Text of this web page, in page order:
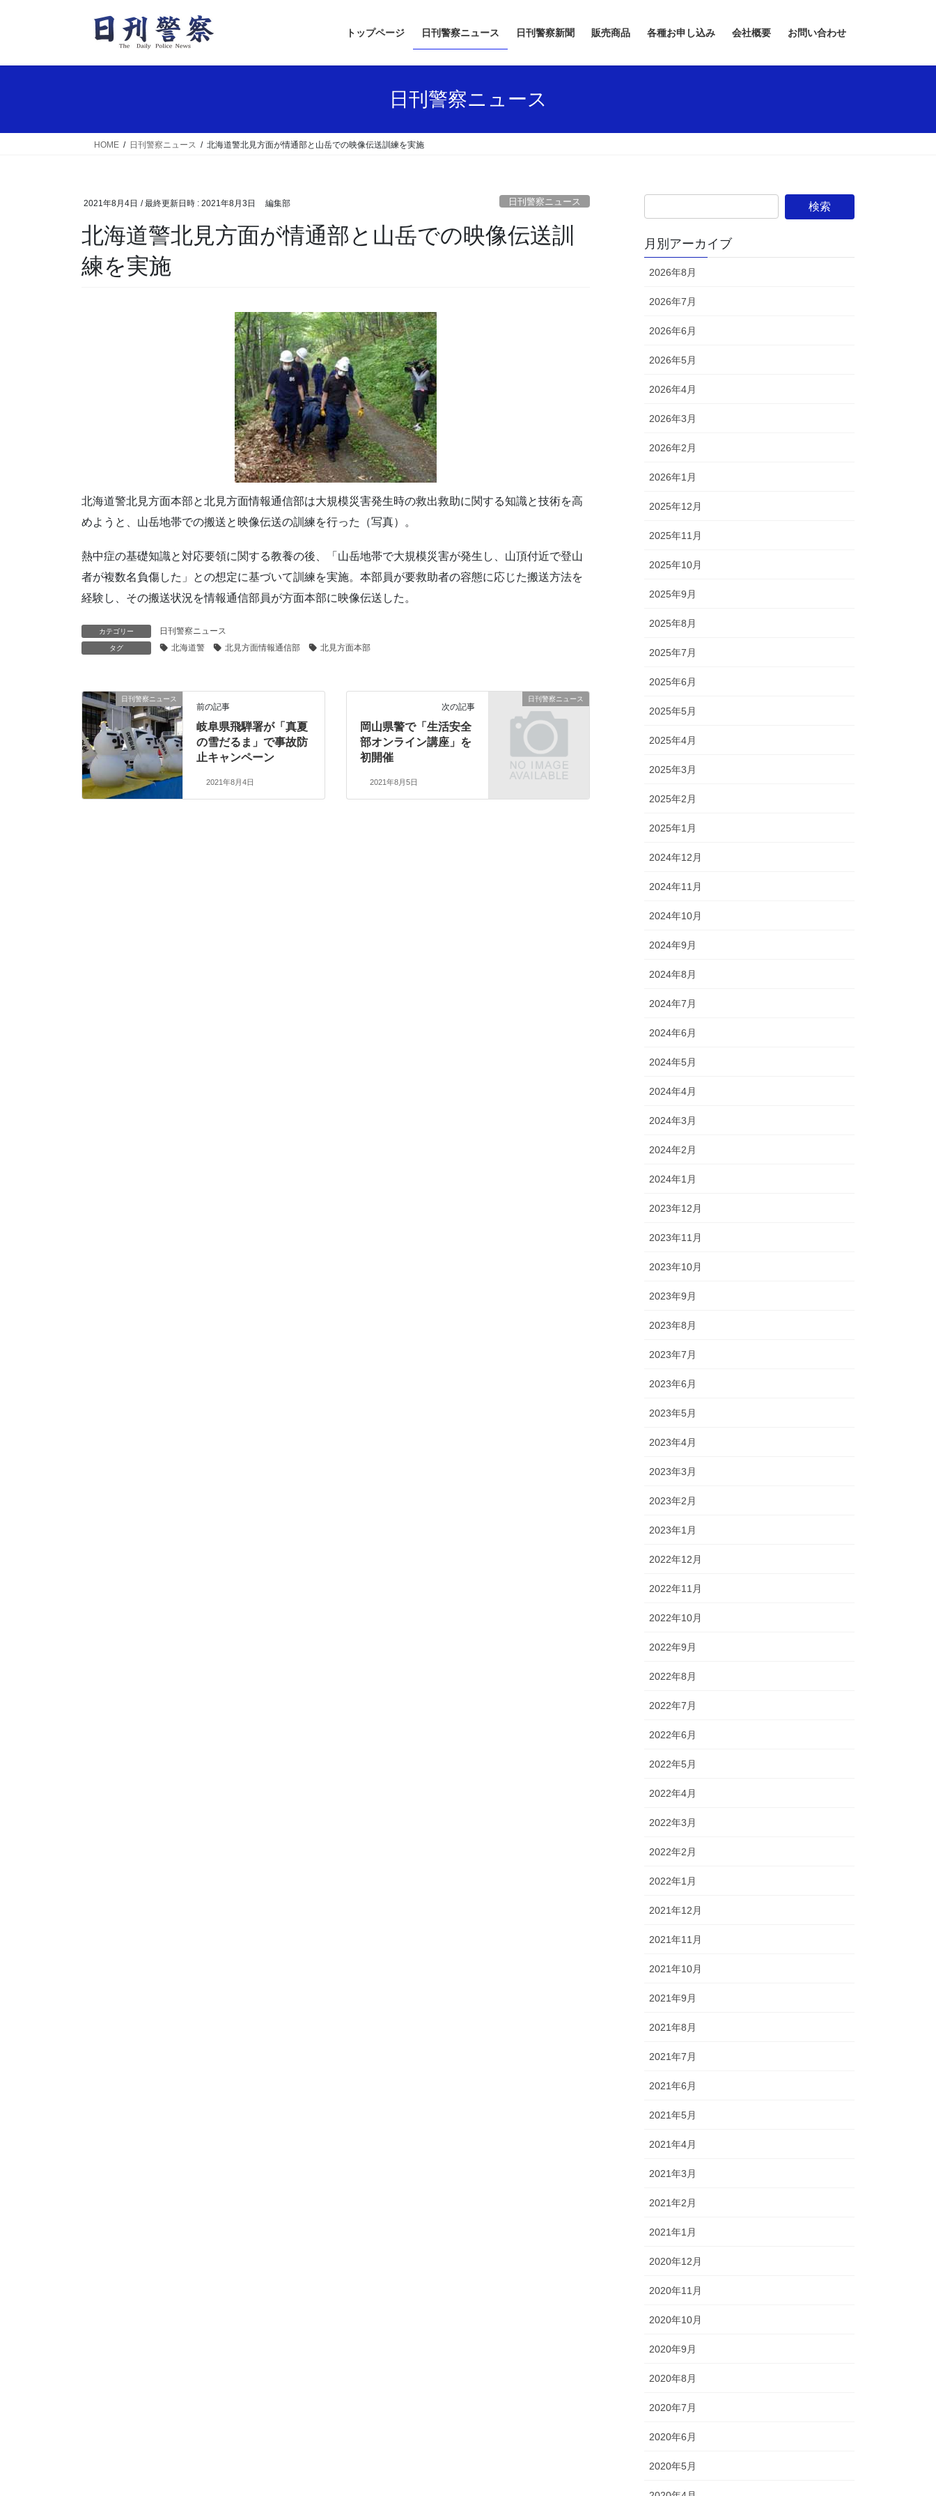
トップページ 日刊警察ニュース 日刊警察新聞 販売商品 各種お申し込み 会社概要 お問い合わせ
日刊警察ニュース
HOME 日刊警察ニュース 北海道警北見方面が情通部と山岳での映像伝送訓練を実施
2021年8月4日 / 最終更新日時 : 2021年8月3日 編集部 日刊警察ニュース
北海道警北見方面が情通部と山岳での映像伝送訓
練を実施
北海道警北見方面本部と北見方面情報通信部は大規模災害発生時の救出救助に関する知識と技術を高
めようと、山岳地帯での搬送と映像伝送の訓練を行った（写真）。
熱中症の基礎知識と対応要領に関する教養の後、「山岳地帯で大規模災害が発生し、山頂付近で登山
者が複数名負傷した」との想定に基づいて訓練を実施。本部員が要救助者の容態に応じた搬送方法を
経験し、その搬送状況を情報通信部員が方面本部に映像伝送した。
カテゴリー 日刊警察ニュース
タグ 北海道警 北見方面情報通信部 北見方面本部
日刊警察ニュース
前の記事
岐阜県飛騨署が「真夏
の雪だるま」で事故防
止キャンペーン
2021年8月4日
日刊警察ニュース
次の記事
岡山県警で「生活安全
部オンライン講座」を
初開催
2021年8月5日
月別アーカイブ
2026年8月
2026年7月
2026年6月
2026年5月
2026年4月
2026年3月
2026年2月
2026年1月
2025年12月
2025年11月
2025年10月
2025年9月
2025年8月
2025年7月
2025年6月
2025年5月
2025年4月
2025年3月
2025年2月
2025年1月
2024年12月
2024年11月
2024年10月
2024年9月
2024年8月
2024年7月
2024年6月
2024年5月
2024年4月
2024年3月
2024年2月
2024年1月
2023年12月
2023年11月
2023年10月
2023年9月
2023年8月
2023年7月
2023年6月
2023年5月
2023年4月
2023年3月
2023年2月
2023年1月
2022年12月
2022年11月
2022年10月
2022年9月
2022年8月
2022年7月
2022年6月
2022年5月
2022年4月
2022年3月
2022年2月
2022年1月
2021年12月
2021年11月
2021年10月
2021年9月
2021年8月
2021年7月
2021年6月
2021年5月
2021年4月
2021年3月
2021年2月
2021年1月
2020年12月
2020年11月
2020年10月
2020年9月
2020年8月
2020年7月
2020年6月
2020年5月